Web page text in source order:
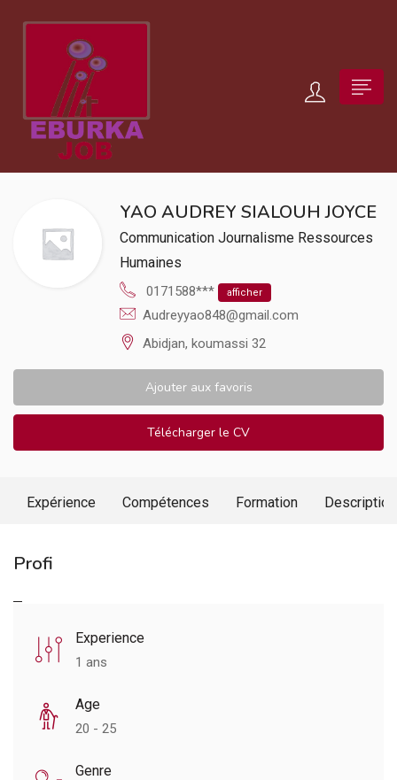
YAO AUDREY SIALOUH JOYCE
Communication Journalisme Ressources
Humaines
0171588*** afficher
Audreyyao848@gmail.com
Abidjan, koumassi 32
Ajouter aux favoris
Télécharger le CV
Expérience Compétences Formation Description
Profi
Experience
1 ans
Age
20 - 25
Genre